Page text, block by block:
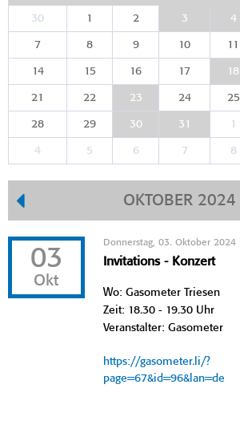
30 1 2 3 4
7 8 9 10 11
14 15 16 17 18
21 22 23 24 25
28 29 30 31 1
4 5 6 7 8
OKTOBER 2024
03
Okt
Donnerstag, 03. Oktober 2024
Invitations - Konzert
Wo: Gasometer Triesen
Zeit: 18.30 - 19.30 Uhr
Veranstalter: Gasometer
https://gasometer.li/?
page=67&id=96&lan=de